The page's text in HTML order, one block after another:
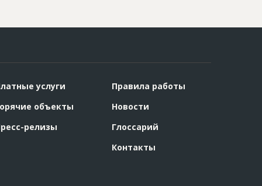
услуги
объекты
релизы
Правила работы
Новости
Глоссарий
Контакты